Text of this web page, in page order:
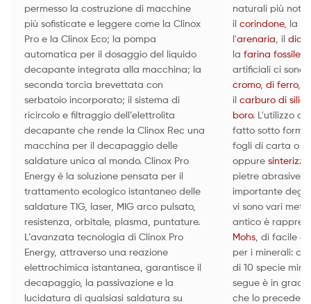
permesso la costruzione di macchine
più sofisticate e leggere come la Clinox
Pro e la Clinox Eco; la pompa
automatica per il dosaggio del liquido
decapante integrata alla macchina; la
seconda torcia brevettata con
serbatoio incorporato; il sistema di
ricircolo e filtraggio dell’elettrolita
decapante che rende la Clinox Rec una
macchina per il decapaggio delle
saldature unica al mondo. Clinox Pro
Energy è la soluzione pensata per il
trattamento ecologico istantaneo delle
saldature TIG, laser, MIG arco pulsato,
resistenza, orbitale, plasma, puntature.
L’avanzata tecnologia di Clinox Pro
Energy, attraverso una reazione
elettrochimica istantanea, garantisce il
decapaggio, la passivazione e la
lucidatura di qualsiasi saldatura su
naturali più noti
il corindone, la
l'arenaria , il
la farina fossile,
artificiali ci sono
cromo, di ferro, l'
il carburo di
boro. L'utilizzo
fatto sotto
fogli di carta o
oppure
pietre abrasive.
importante
vi sono vari
antico è
Mohs, di facile
per i minerali:
di 10 specie
segue è in
che lo precede.